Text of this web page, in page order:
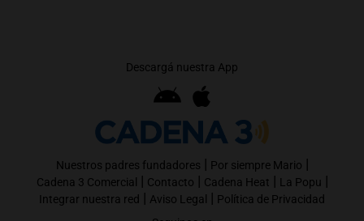
Descargá nuestra App
Nuestros padres fundadores | Por siempre Mario |
Cadena 3 Comercial | Contacto | Cadena Heat | La Popu |
Integrar nuestra red | Aviso Legal | Política de Privacidad